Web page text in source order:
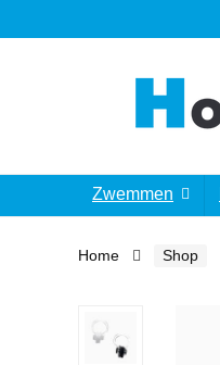
Zwemmen
Home Shop